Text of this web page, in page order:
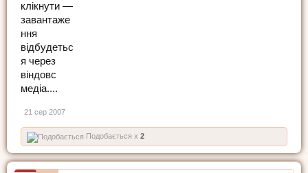
клікнути —
завантаже
ння
відбудетьс
я через
віндовс
медіа....
21 сер 2007
Подобається x 2